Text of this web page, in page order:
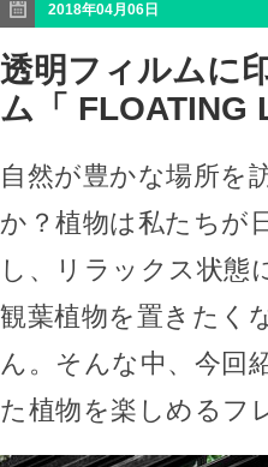
2018年04月06日
透明フィルムに
ム「 FLOATING
自然が豊かな場所を
か？植物は私たちが
し、リラックス状態
観葉植物を置きたく
ん。そんな中、今回
た植物を楽しめるフ